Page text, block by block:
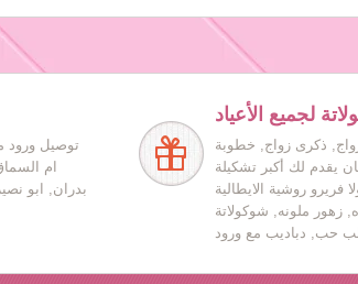
توصيل ورود
ام
بدران, ابو
لجميع الأعياد
ذكرى زواج, خطوبة
يقدم لك أكبر تشكيلة
فريرو روشية الايطالية
زهور ملونه, شوكولاتة